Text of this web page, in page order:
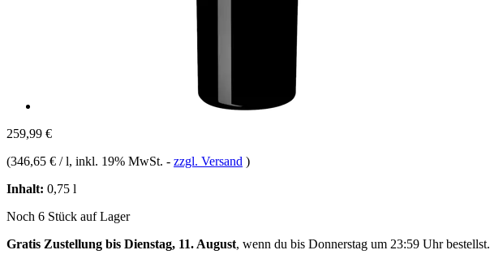
259,99 €
(346,65 € / l, inkl. 19% MwSt. - zzgl. Versand )
Inhalt: 0,75 l
Noch 6 Stück auf Lager
Gratis Zustellung bis Dienstag, 11. August, wenn du bis Donnerstag um 23:59 Uhrbestellst.